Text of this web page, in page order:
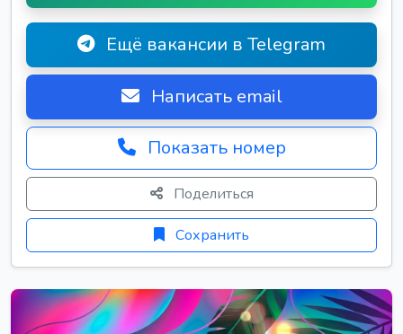
Ещё вакансии в Telegram
Написать email
Показать номер
Поделиться
Сохранить